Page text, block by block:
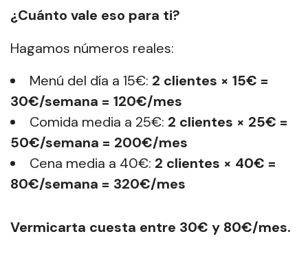
¿Cuánto vale eso para ti?
Hagamos números reales:
Menú del día a 15€: 2 clientes × 15€ =
30€/semana = 120€/mes
Comida media a 25€: 2 clientes × 25€ =
50€/semana = 200€/mes
Cena media a 40€: 2 clientes × 40€ =
80€/semana = 320€/mes
Vermicarta cuesta entre 30€ y 80€/mes.